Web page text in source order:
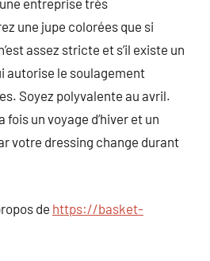
entreprise très
une jupe colorées que si
assez stricte et s’il existe un
autorise le soulagement
Soyez polyvalente au avril.
fois un voyage d’hiver et un
votre dressing change durant
de https://basket-